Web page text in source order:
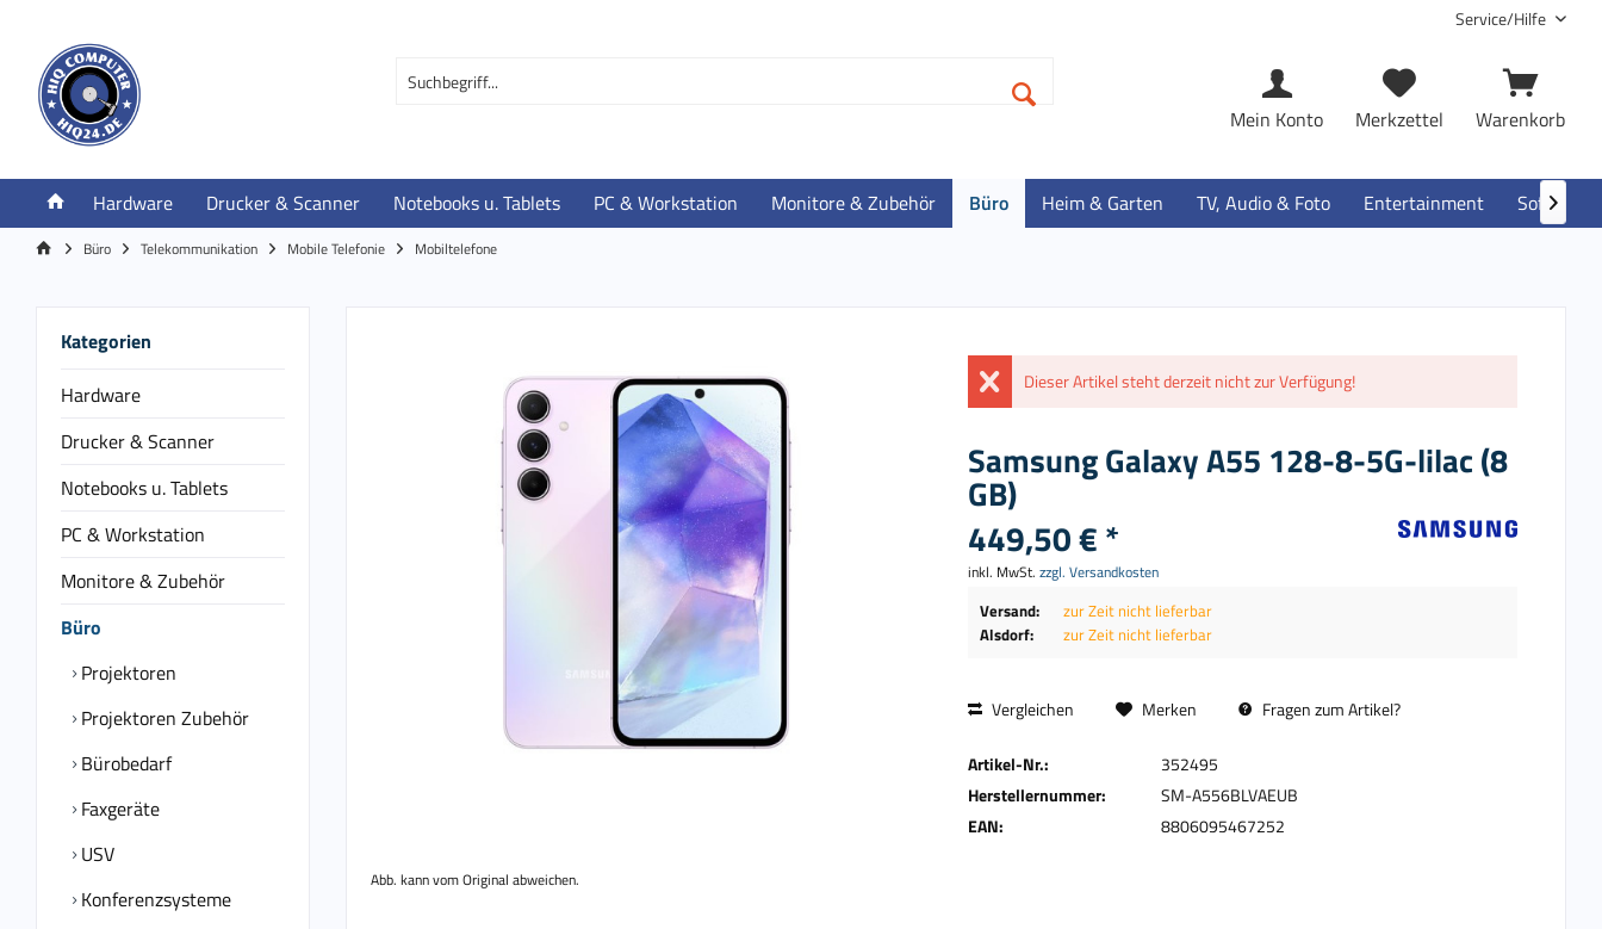
Service/Hilfe
Warenkorb
Merkzettel
Mein Konto
Hardware Drucker & Scanner Notebooks u. Tablets PC & Workstation Monitore & Zubehör Büro Heim & Garten TV, Audio & Foto Entertainment Software

Büro Telekommunikation Mobile Telefonie Mobiltelefone
Kategorien
Hardware
Drucker & Scanner
Notebooks u. Tablets
PC & Workstation
Monitore & Zubehör
Büro
Projektoren
Projektoren Zubehör
Bürobedarf
Faxgeräte
USV
Konferenzsysteme
Abb. kann vom Original abweichen.
Dieser Artikel steht derzeit nicht zur Verfügung!
Samsung Galaxy A55 128-8-5G-lilac (8
GB)
449,50 € *
inkl. MwSt. zzgl. Versandkosten
Versand:
zur Zeit nicht lieferbar
Alsdorf:
zur Zeit nicht lieferbar
Vergleichen Merken Fragen zum Artikel?
Artikel-Nr.:
352495
Herstellernummer:
SM-A556BLVAEUB
EAN:
8806095467252